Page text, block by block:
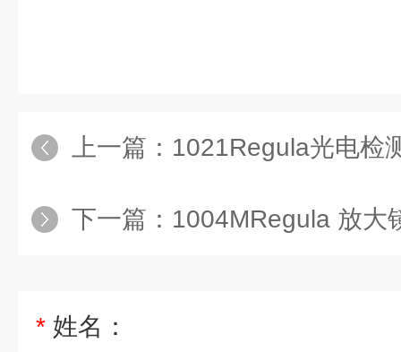
上一篇： 1021Regula光电检
下一篇： 1004MRegula 放大
* 姓名：